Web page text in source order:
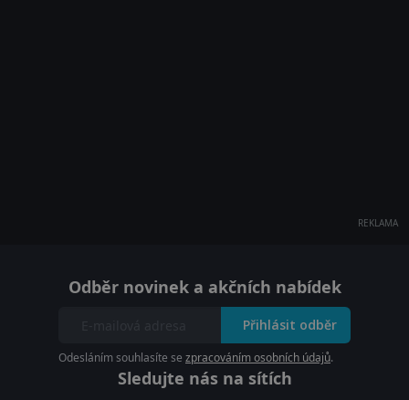
REKLAMA
Odběr novinek a akčních nabídek
Přihlásit odběr
Odesláním souhlasíte se zpracováním osobních údajů.
Sledujte nás na sítích